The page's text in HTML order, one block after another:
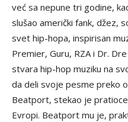
već sa nepune tri godine,
slušao američki fank, džez,
svet hip-hopa, inspirisan
Premier, Guru, RZA i Dr.
stvara hip-hop muziku na
da deli svoje pesme preko
Beatport, stekao je
Evropi. Beatport mu je,